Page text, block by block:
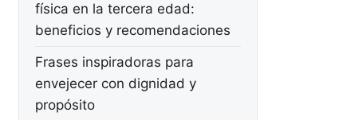
física en la tercera edad:
beneficios y recomendaciones
Frases inspiradoras para
envejecer con dignidad y
propósito